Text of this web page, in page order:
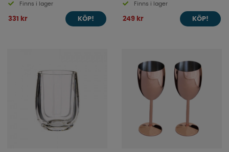
Finns i lager
331 kr KÖP!
Finns i lager
249 kr KÖP!